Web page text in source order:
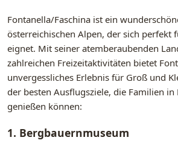
Fontanella/Faschina ist ein
österreichischen Alpen, der sich perfekt
eignet. Mit seiner atemberaubenden
zahlreichen Freizeitaktivitäten bietet
unvergessliches Erlebnis für Groß und
der besten Ausflugsziele, die Familien in
genießen können:
1. Bergbauernmuseum